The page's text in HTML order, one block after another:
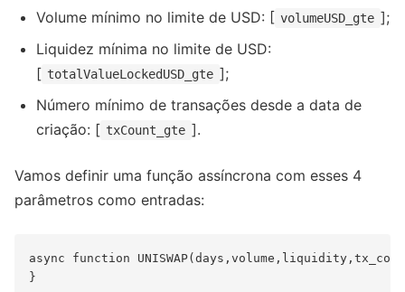
Volume mínimo no limite de USD: [ volumeUSD_gte ];
Liquidez mínima no limite de USD:
[ totalValueLockedUSD_gte ];
Número mínimo de transações desde a data de
criação: [ txCount_gte ].
Vamos definir uma função assíncrona com esses 4
parâmetros como entradas:
async function